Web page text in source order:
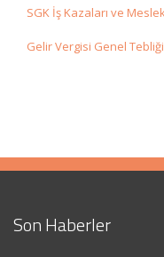
SGK İş Kazaları ve
Gelir Vergisi Genel
Son Haberler